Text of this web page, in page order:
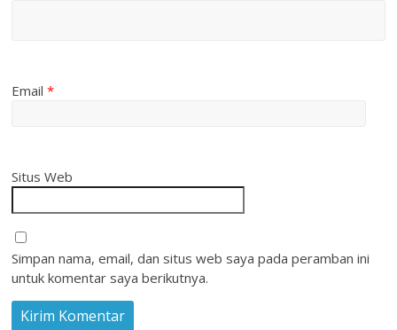
Email*
Situs Web
Simpan nama, email, dan situs web saya pada peramban ini
untuk komentar saya berikutnya.